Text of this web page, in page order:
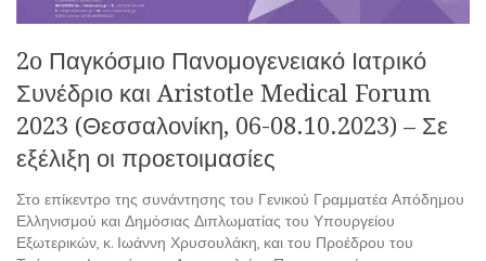
2o Παγκόσμιο Πανομογενειακό Ιατρικό
Συνέδριο και Aristotle Medical Forum
2023 (Θεσσαλονίκη, 06-08.10.2023) – Σε
εξέλιξη οι προετοιμασίες
Στο επίκεντρο της συνάντησης του Γενικού Γραμματέα Απόδημου
Ελληνισμού και Δημόσιας Διπλωματίας του Υπουργείου
Εξωτερικών, κ. Ιωάννη Χρυσουλάκη, και του Προέδρου του